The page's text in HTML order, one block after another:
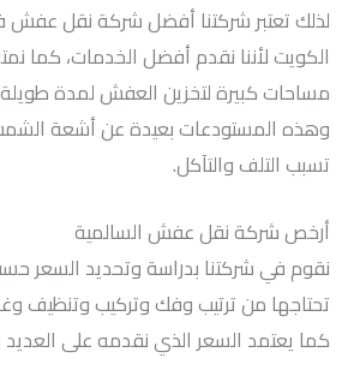
لذلك تعتبر شركتنا أفضل شركة نقل
الكويت لأننا نقدم أفضل الخدمات، كما
مساحات كبيرة لتخزين العفش لمدة
وهذه المستودعات بعيدة عن أشعة
تسبب التلف والتآكل.
أرخص شركة نقل عفش السالمية
نقوم في شركتنا بدراسة وتحديد السعر
تحتاجها من ترتيب وفك وتركيب وتنظيف
كما يعتمد السعر الذي نقدمه على